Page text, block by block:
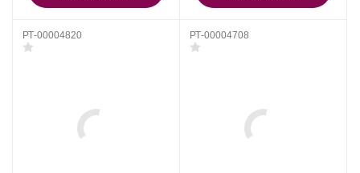
РТ-00004820 РТ-00004708